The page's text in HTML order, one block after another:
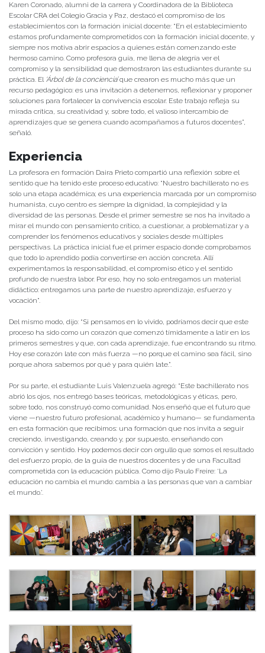
Karen Coronado, alumni de la carrera y Coordinadora de la Biblioteca
Escolar CRA del Colegio Gracia y Paz, destacó el compromiso de los
establecimientos con la formación inicial docente: “En el establecimiento
estamos profundamente comprometidos con la formación inicial docente, y
siempre nos motiva abrir espacios a quienes están comenzando este
hermoso camino. Como profesora guía, me llena de alegría ver el
compromiso y la sensibilidad que demostraron las estudiantes durante su
práctica. El ‘Árbol de la conciencia’que crearon es mucho más que un
recurso pedagógico: es una invitación a detenernos, reflexionar y proponer
soluciones para fortalecer la convivencia escolar. Este trabajo refleja su
mirada crítica, su creatividad y, sobre todo, el valioso intercambio de
aprendizajes que se genera cuando acompañamos a futuros docentes”,
señaló.
Experiencia
La profesora en formación Daira Prieto compartió una reflexión sobre el
sentido que ha tenido este proceso educativo: “Nuestro bachillerato no es
solo una etapa académica; es una experiencia marcada por un compromiso
humanista, cuyo centro es siempre la dignidad, la complejidad y la
diversidad de las personas. Desde el primer semestre se nos ha invitado a
mirar el mundo con pensamiento crítico, a cuestionar, a problematizar y a
comprender los fenómenos educativos y sociales desde múltiples
perspectivas. La práctica inicial fue el primer espacio donde comprobamos
que todo lo aprendido podía convertirse en acción concreta. Allí
experimentamos la responsabilidad, el compromiso ético y el sentido
profundo de nuestra labor. Por eso, hoy no solo entregamos un material
didáctico: entregamos una parte de nuestro aprendizaje, esfuerzo y
vocación”.
Del mismo modo, dijo: “Si pensamos en lo vivido, podríamos decir que este
proceso ha sido como un corazón que comenzó tímidamente a latir en los
primeros semestres y que, con cada aprendizaje, fue encontrando su ritmo.
Hoy ese corazón late con más fuerza —no porque el camino sea fácil, sino
porque ahora sabemos por qué y para quién late.”.
Por su parte, el estudiante Luis Valenzuela agregó: “Este bachillerato nos
abrió los ojos, nos entregó bases teóricas, metodológicas y éticas, pero,
sobre todo, nos construyó como comunidad. Nos enseñó que el futuro que
viene —nuestro futuro profesional, académico y humano— se fundamenta
en esta formación que recibimos: una formación que nos invita a seguir
creciendo, investigando, creando y, por supuesto, enseñando con
convicción y sentido. Hoy podemos decir con orgullo que somos el resultado
del esfuerzo propio, de la guía de nuestros docentes y de una Facultad
comprometida con la educación pública. Como dijo Paulo Freire: ‘La
educación no cambia el mundo: cambia a las personas que van a cambiar
el mundo.’.